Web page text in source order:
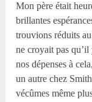
Mon père était
brillantes
trouvions réduits
ne croyait pas qu’il
nos dépenses à
un autre chez
vécûmes même